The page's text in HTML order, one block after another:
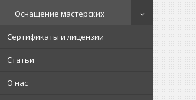
Оснащение мастерских
Сертификаты и лицензии
Статьи
О нас